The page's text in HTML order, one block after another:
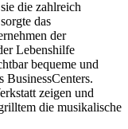
die zahlreich
das
der
Lebenshilfe
bequeme und
BusinessCenters.
zeigen und
die musikalische